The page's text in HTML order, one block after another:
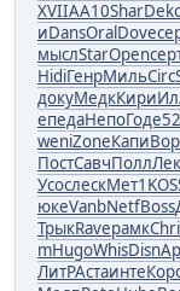
XVIIAA10Shar
иDansOral Dove
мыслStarOpen
HidiГенрМильCirc
докуМедкКири
eпедаНепоГоде
weniZoneКапи
ПостСавчПолл
УсослескМет1
юкеVanbNetfBoss
ТрыкRaveрамкChri
mHugoWhisDisn
ЛитРАстаинте